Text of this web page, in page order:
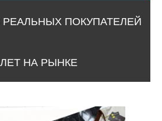
РЕАЛЬНЫХ ПОКУПАТЕЛЕЙ
ЛЕТ НА РЫНКЕ